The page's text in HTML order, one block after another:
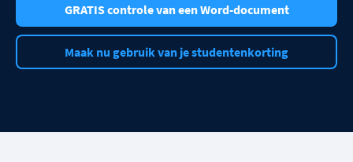
GRATIS controle van een Word-document
Maak nu gebruik van je studentenkorting